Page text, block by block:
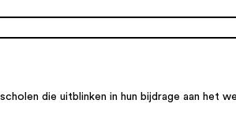
die uitblinken in hun bijdrage aan het